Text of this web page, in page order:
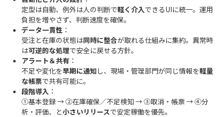
定型は自動、例外は人の判断で軽く介入できるUIに統一。運用
負担を増やさず、判断速度を確保。
データ一貫性 ：
受注と在庫の状態は同時に整合が取れる仕組みに集約。異常時
は可逆的な処理で安全に戻せる方針。
アラート＆共有 ：
不足や変化を早期に通知 し、現場・管理部門が同じ情報を軽量
な帳票で共有可能に。
段階導入 ：
①基本登録 → ②在庫確保／不足検知 → ③取消・帳票 → ④分
析・評価、と小さいリリースで安定稼働を優先。